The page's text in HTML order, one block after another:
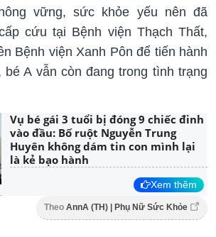
vững, sức khỏe yếu nên đã
cứu tại Bệnh viện Thạch Thất,
Bệnh viện Xanh Pôn để tiến hành
bé A vẫn còn đang trong tình trạng
Vụ bé gái 3 tuổi bị đóng 9 chiếc đinh
vào đầu: Bố ruột Nguyễn Trung
Huyên không dám tin con mình lại
là kẻ bạo hành
Xem thêm
Theo AnnA (TH) | Phụ Nữ Sức Khỏe